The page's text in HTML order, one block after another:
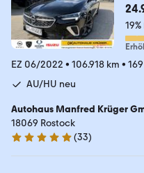
EZ 06/2022 • 106.918 km •
AU/HU neu
Autohaus Manfred Krüger
18069 Rostock
4.9 Sterne
(33)